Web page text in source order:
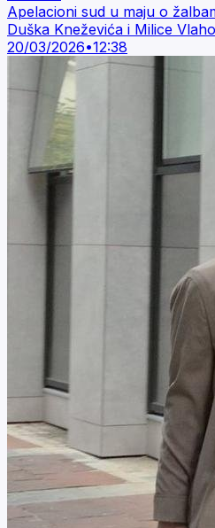
Apelacioni sud u maju o
Duška Kneževića i Milice
20/03/2026•12:38